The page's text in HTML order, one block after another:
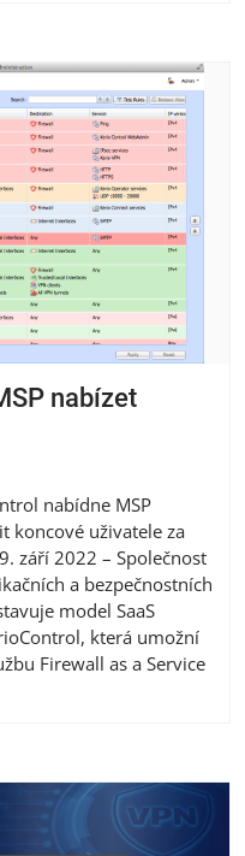
nabízet
nabídne MSP
koncové uživatele za
září 2022 – Společnost
a bezpečnostních
model SaaS
která umožní
Firewall as a Service